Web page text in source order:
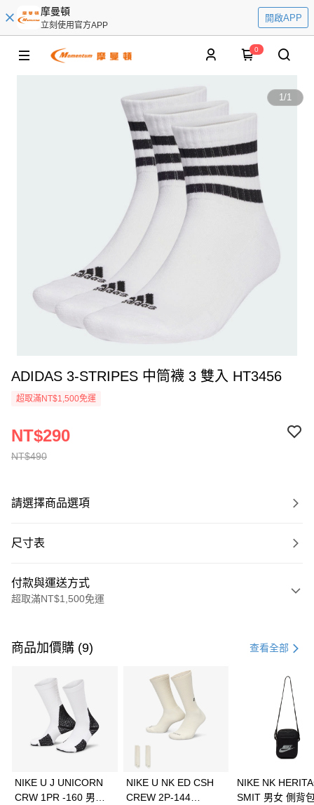
摩曼頓
立刻使用官方APP
開啟APP
0
1/1
ADIDAS 3-STRIPES 中筒襪 3 雙入 HT3456
超取滿NT$1,500免運
NT$490
NT$290
請選擇商品選項
尺寸表
付款與運送方式
超取滿NT$1,500免運
信用卡一次付款
3 期 0 利率 每期 21家銀行
合作金庫商業銀行
第一商業銀行
華南商業銀行
彰化商業銀行
上海商業儲蓄銀行
Apple Pay
全盈+PAY
商品加價購 (9) 查看全部
NIKE U J UNICORN
CRW 1PR -160 男女
NIKE U NK ED CSH
CREW 2P-144
NIKE NK
SMIT 男女 側背